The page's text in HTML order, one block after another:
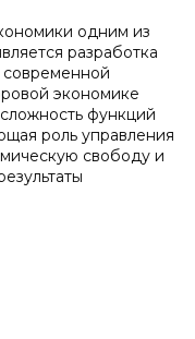
одним из
разработка
экономике
функций
роль управления
свободу и